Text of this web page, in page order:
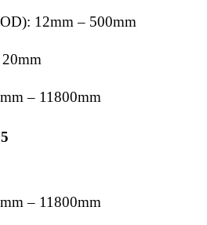
12mm – 500mm
– 11800mm
– 11800mm